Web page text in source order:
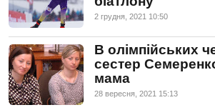
2 грудня, 2021 10:50
В олімпійських
сестер
мама
28 вересня, 2021 15:13